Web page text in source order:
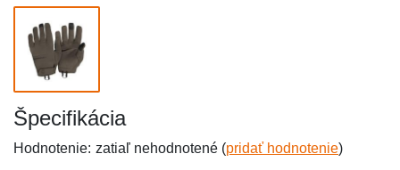
Špecifikácia
Hodnotenie: zatiaľ nehodnotené (pridať hodnotenie)